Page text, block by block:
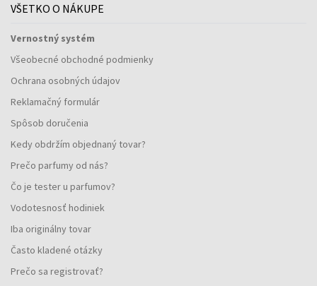
VŠETKO O NÁKUPE
Vernostný systém
Všeobecné obchodné podmienky
Ochrana osobných údajov
Reklamačný formulár
Spôsob doručenia
Kedy obdržím objednaný tovar?
Prečo parfumy od nás?
Čo je tester u parfumov?
Vodotesnosť hodiniek
Iba originálny tovar
Často kladené otázky
Prečo sa registrovať?